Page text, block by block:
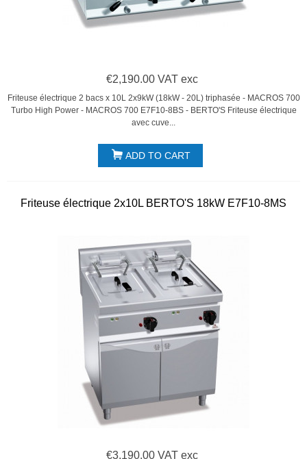
€2,190.00 VAT exc
Friteuse électrique 2 bacs x 10L 2x9kW (18kW - 20L) triphasée - MACROS 700
Turbo High Power - MACROS 700 E7F10-8BS - BERTO'S Friteuse électrique
avec cuve...
ADD TO CART
Friteuse électrique 2x10L BERTO'S 18kW E7F10-8MS
€3,190.00 VAT exc